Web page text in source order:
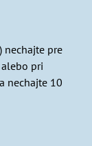
nechajte pre
pri
nechajte 10